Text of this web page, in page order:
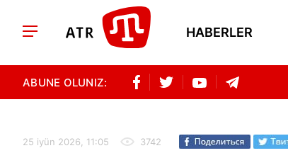
HABERLER
ABUNE OLUNIZ:
25 iyün 2026, 11:05 3742